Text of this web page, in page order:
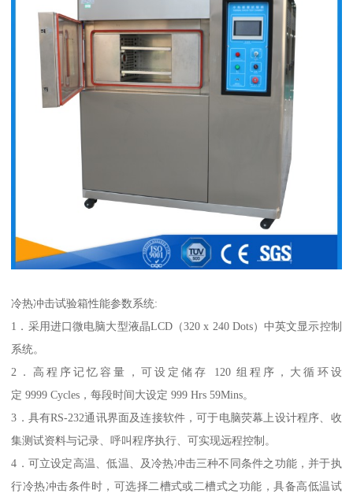
冷热冲击试验箱性能参数系统:
1．采用进口微电脑大型液晶LCD（320 x 240 Dots）中英文显示控制
系统。
2．高程序记忆容量，可设定储存 120 组程序，大循环设
定 9999 Cycles，每段时间大设定 999 Hrs 59Mins。
3．具有RS-232通讯界面及连接软件，可于电脑荧幕上设计程序、收
集测试资料与记录、呼叫程序执行、可实现远程控制。
4．可立设定高温、低温、及冷热冲击三种不同条件之功能，并于执
行冷热冲击条件时，可选择二槽式或二槽式之功能，具备高低温试